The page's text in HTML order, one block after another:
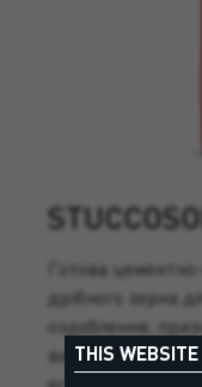
Готова
дрібного зерна
оздоблення,
високоміцних
THIS WEBSITE